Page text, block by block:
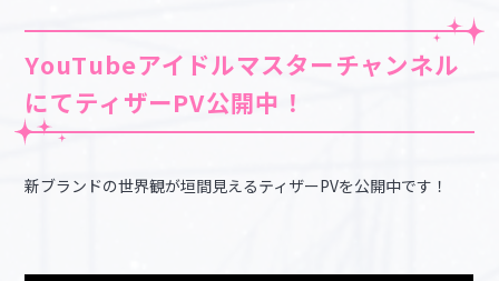
YouTubeアイドルマスターチャンネル
にてティザーPV公開中！
新ブランドの世界観が垣間見えるティザーPVを公開中です！